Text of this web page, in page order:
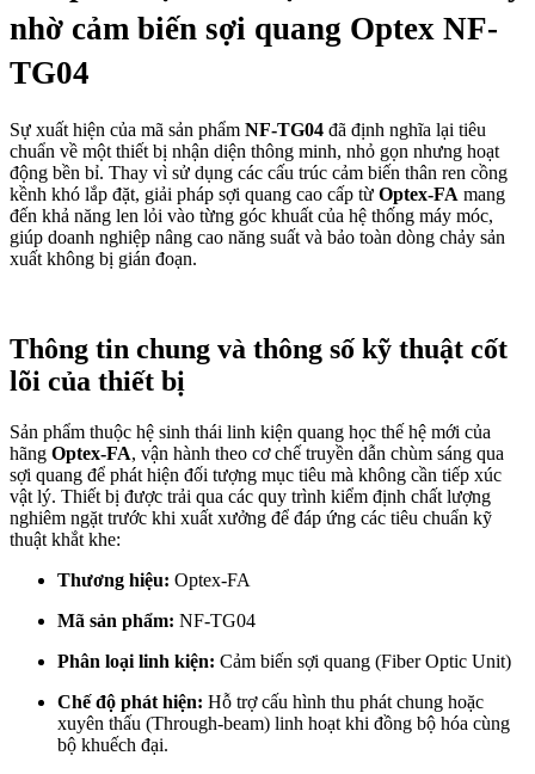
nhờ cảm biến sợi quang Optex NF-
TG04
Sự xuất hiện của mã sản phẩm NF-TG04 đã định nghĩa lại tiêu
chuẩn về một thiết bị nhận diện thông minh, nhỏ gọn nhưng hoạt
động bền bỉ. Thay vì sử dụng các cấu trúc cảm biến thân ren cồng
kềnh khó lắp đặt, giải pháp sợi quang cao cấp từ Optex-FA mang
đến khả năng len lỏi vào từng góc khuất của hệ thống máy móc,
giúp doanh nghiệp nâng cao năng suất và bảo toàn dòng chảy sản
xuất không bị gián đoạn.
Thông tin chung và thông số kỹ thuật cốt
lõi của thiết bị
Sản phẩm thuộc hệ sinh thái linh kiện quang học thế hệ mới của
hãng Optex-FA, vận hành theo cơ chế truyền dẫn chùm sáng qua
sợi quang để phát hiện đối tượng mục tiêu mà không cần tiếp xúc
vật lý. Thiết bị được trải qua các quy trình kiểm định chất lượng
nghiêm ngặt trước khi xuất xưởng để đáp ứng các tiêu chuẩn kỹ
thuật khắt khe:
Thương hiệu: Optex-FA
Mã sản phẩm: NF-TG04
Phân loại linh kiện: Cảm biến sợi quang (Fiber Optic Unit)
Chế độ phát hiện: Hỗ trợ cấu hình thu phát chung hoặc
xuyên thấu (Through-beam) linh hoạt khi đồng bộ hóa cùng
bộ khuếch đại.